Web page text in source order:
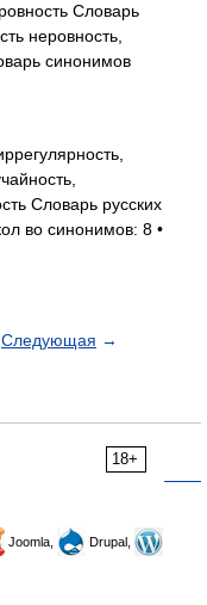
Словарь
неровность,
синонимов
Словарь русских
во синонимов: 8 •
Следующая →
18+
Joomla,
Drupal,